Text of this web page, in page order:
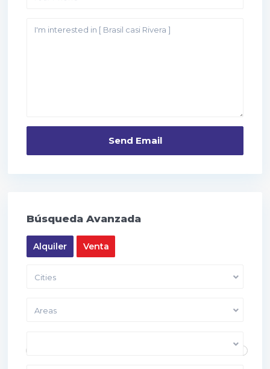
Búsqueda Avanzada
Alquiler Venta
Cities
Areas